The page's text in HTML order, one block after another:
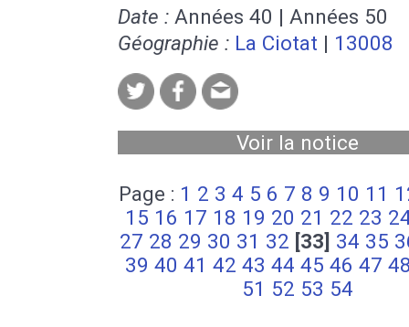
Date : Années 40 | Années 50
Géographie : La Ciotat | 13008
Voir la notice
Page : 1 2 3 4 5 6 7 8 9 10 11
15 16 17 18 19 20 21 22 23
27 28 29 30 31 32 [33] 34 35
39 40 41 42 43 44 45 46 47
51 52 53 54